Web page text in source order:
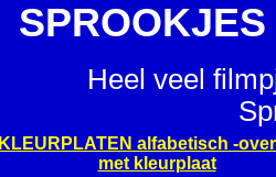
Heel veel
KLEURPLATEN alfabetisch -
met kleurplaat